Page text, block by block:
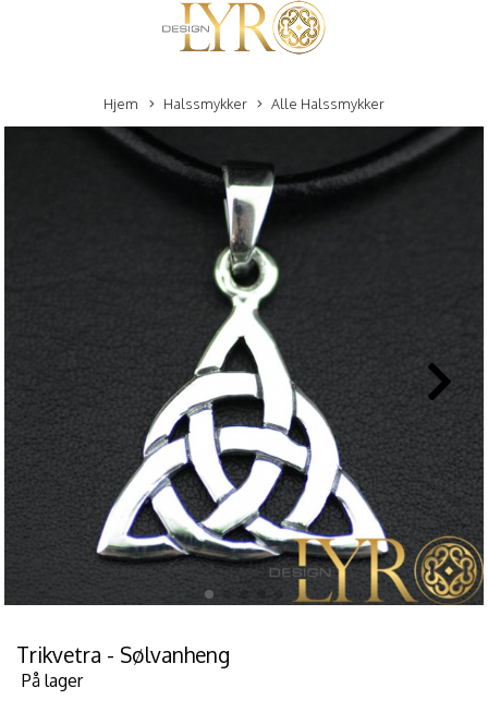
Hjem Halssmykker Alle Halssmykker
Trikvetra - Sølvanheng
På lager